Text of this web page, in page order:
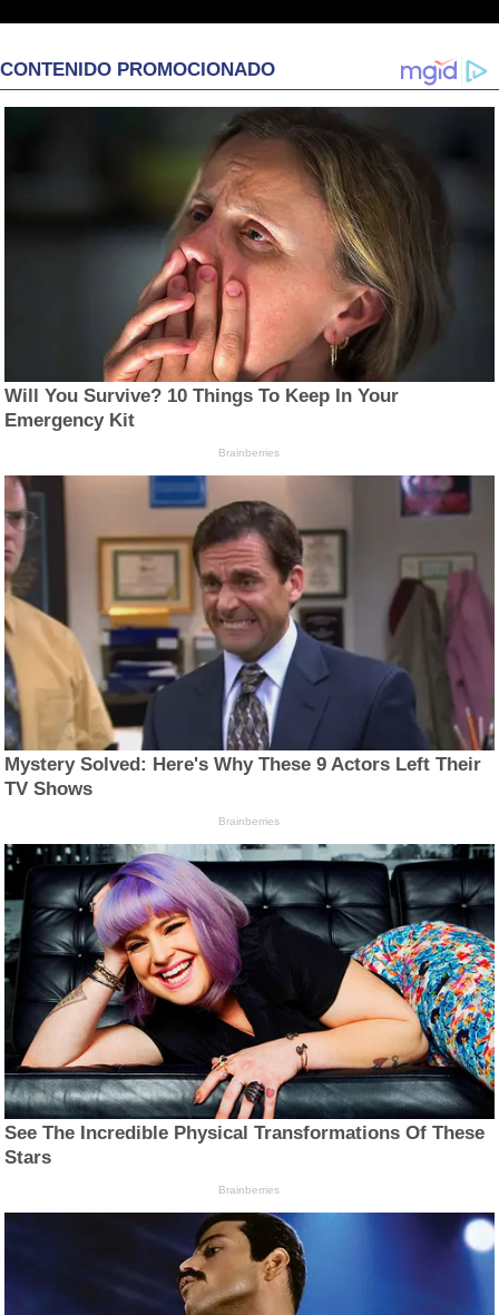
CONTENIDO PROMOCIONADO
Will You Survive? 10 Things To Keep In Your
Emergency Kit
Brainberries
Mystery Solved: Here's Why These 9 Actors Left Their
TV Shows
Brainberries
See The Incredible Physical Transformations Of These
Stars
Brainberries